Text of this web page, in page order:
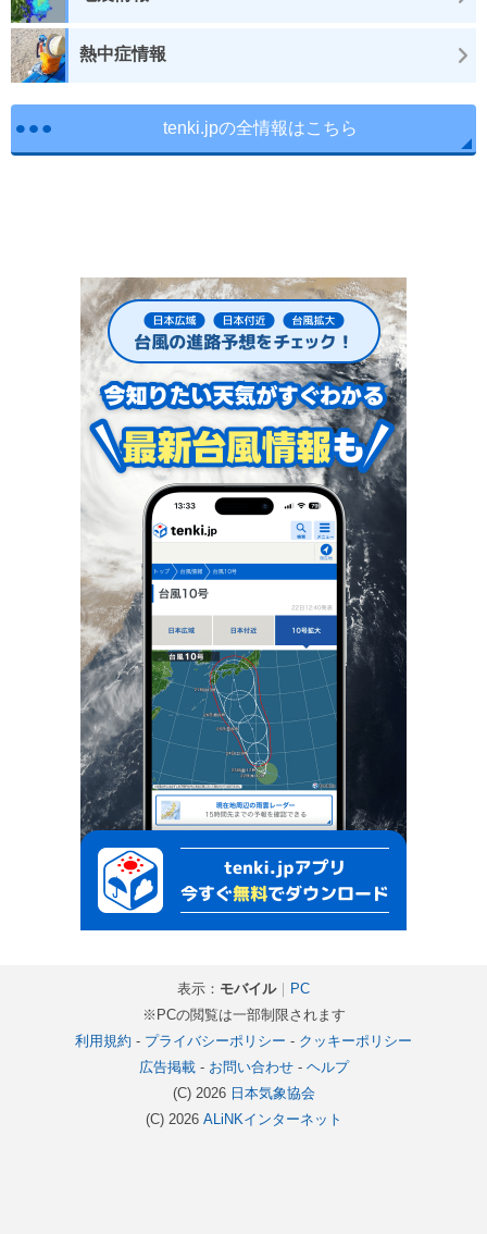
熱中症情報
tenki.jpの全情報はこちら
表示： モバイル｜
PC
※PCの閲覧は一部制限されます
利用規約 - プライバシーポリシー - クッキーポリシー
広告掲載- お問い合わせ- ヘルプ
(C) 2026 日本気象協会
(C) 2026 ALiNKインターネット